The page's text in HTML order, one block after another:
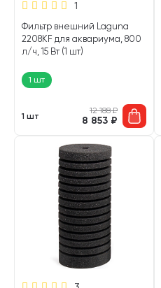
1
Фильтр внешний Laguna
2208KF для аквариума, 800
л/ч, 15 Вт (1 шт)
1 шт
1 шт
12 188₽
8 853 ₽